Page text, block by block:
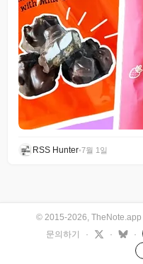
RSS Hunter•7월 1일
© 2015-2026, TheNote.app
문의하기
· · ·